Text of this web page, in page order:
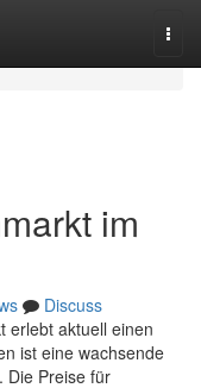
im
Discuss
erlebt aktuell einen
ist eine wachsende
Die Preise für